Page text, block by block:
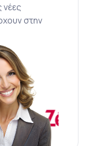
νέες
στην